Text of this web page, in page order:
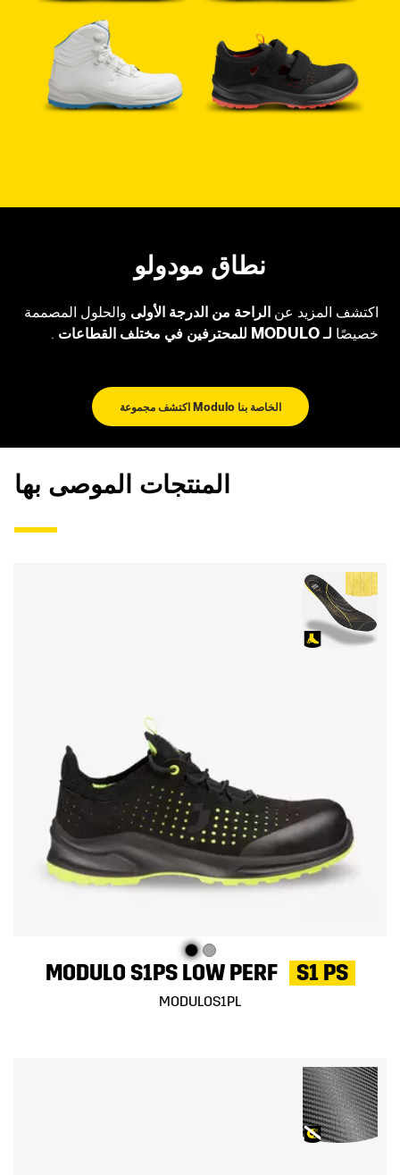
نطاق مودولو
اكتشف المزيد عن الراحة من الدرجة الأولى والحلول المصممة
خصيصًا لـ MODULO للمحترفين في مختلف القطاعات .
اكتشف مجموعة Modulo الخاصة بنا
المنتجات الموصى بها
MODULO S1PS LOW PERF S1 PS
MODULOS1PL